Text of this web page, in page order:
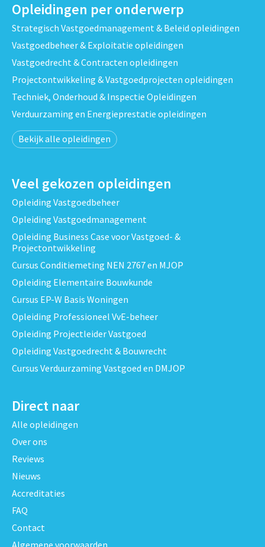
Opleidingen per onderwerp
Strategisch Vastgoedmanagement & Beleid opleidingen
Vastgoedbeheer & Exploitatie opleidingen
Vastgoedrecht & Contracten opleidingen
Projectontwikkeling & Vastgoedprojecten opleidingen
Techniek, Onderhoud & Inspectie Opleidingen
Verduurzaming en Energieprestatie opleidingen
Bekijk alle opleidingen
Veel gekozen opleidingen
Opleiding Vastgoedbeheer
Opleiding Vastgoedmanagement
Opleiding Business Case voor Vastgoed- &
Projectontwikkeling
Cursus Conditiemeting NEN 2767 en MJOP
Opleiding Elementaire Bouwkunde
Cursus EP-W Basis Woningen
Opleiding Professioneel VvE-beheer
Opleiding Projectleider Vastgoed
Opleiding Vastgoedrecht & Bouwrecht
Cursus Verduurzaming Vastgoed en DMJOP
Direct naar
Alle opleidingen
Over ons
Reviews
Nieuws
Accreditaties
FAQ
Contact
Algemene voorwaarden